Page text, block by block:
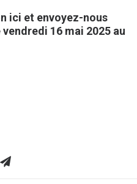
ici et envoyez-nous
16 mai 2025 au